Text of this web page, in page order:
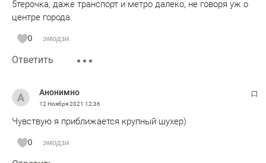
5терочка, даже транспорт и метро далеко, не говоря уж о
центре города.
0 эмодзи
Ответить
Анонимно
12 Ноября 2021 12:36
Чувствую я приближается крупный шухер)
0 эмодзи